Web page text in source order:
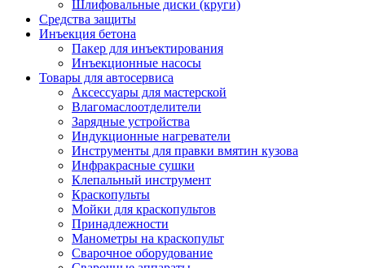
Шлифовальные диски (круги)
Средства защиты
Инъекция бетона
Пакер для инъектирования
Инъекционные насосы
Товары для автосервиса
Аксессуары для мастерской
Влагомаслоотделители
Зарядные устройства
Индукционные нагреватели
Инструменты для правки вмятин кузова
Инфракрасные сушки
Клепальный инструмент
Краскопульты
Мойки для краскопультов
Принадлежности
Манометры на краскопульт
Сварочное оборудование